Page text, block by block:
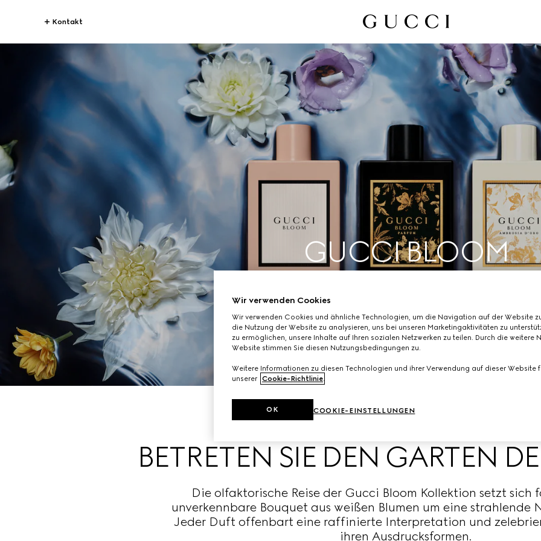
Kontakt
GUCCI BLOOM
BETRETEN SIE DEN GARTEN
Die olfaktorische Reise der Gucci Bloom Kollektion setzt sich
unverkennbare Bouquet aus weißen Blumen um eine strahlende
Jeder Duft offenbart eine raffinierte Interpretation und
ihren Ausdrucksformen.
Wir verwenden Cookies
Wir verwenden Cookies und ähnliche Technologien, um die Navigation auf der Website
die Nutzung der Website zu analysieren, uns bei unseren Marketingaktivitäten zu
zu ermöglichen, unsere Inhalte auf Ihren sozialen Netzwerken zu teilen. Durch die weitere
Website stimmen Sie diesen Nutzungsbedingungen zu.
Weitere Informationen zu diesen Technologien und ihrer Verwendung auf dieser Website
unserer Cookie-Richtlinie.
COOKIE-EINSTELLUNGEN
OK